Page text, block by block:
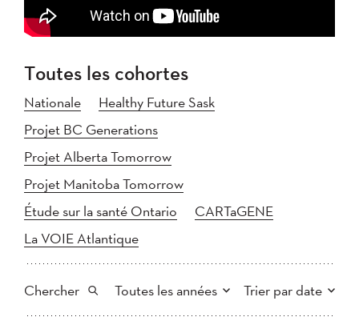
Toutes les cohortes
Nationale
Healthy Future Sask
Projet BC Generations
Projet Alberta Tomorrow
Projet Manitoba Tomorrow
Étude sur la santé Ontario
CARTaGENE
La VOIE Atlantique
Chercher Toutes les années Trier par date